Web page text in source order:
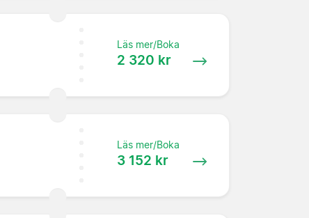
Läs mer/Boka
2 320 kr
Läs mer/Boka
3 152 kr